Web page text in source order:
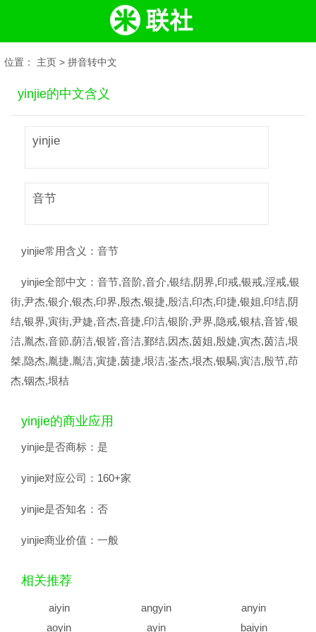
位置： 主页 > 拼音转中文
yinjie的中文含义
yinjie
音节
yinjie常用含义： 音节
yinjie全部中文： 音节,音阶,音介,银结,阴界,印戒,银戒,淫戒,银
街,尹杰,银介,银杰,印界,殷杰,银捷,殷洁,印杰,印捷,银姐,印结,阴
结,银界,寅街,尹婕,音杰,音捷,印洁,银阶,尹界,隐戒,银桔,音皆,银
洁,胤杰,音節,荫洁,银皆,音洁,鄞结,因杰,茵姐,殷婕,寅杰,茵洁,垠
桀,隐杰,胤捷,胤洁,寅捷,茵捷,垠洁,崟杰,垠杰,银騔,寅洁,殷节,茚
杰,铟杰,垠桔
yinjie的商业应用
yinjie是否商标： 是
yinjie对应公司： 160+家
yinjie是否知名： 否
yinjie商业价值： 一般
相关推荐
aiyin angyin
anyin
aoyin
ayin baiyin